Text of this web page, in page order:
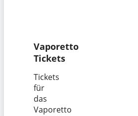
Vaporetto
Tickets
Tickets
für
das
Vaporetto